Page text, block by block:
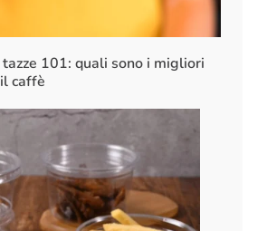
tazze 101: quali sono i migliori
caffè